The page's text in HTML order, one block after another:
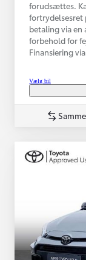
forudsættes.
fortrydelsesret
betaling via en
forbehold for
Finansiering
Vælg bil